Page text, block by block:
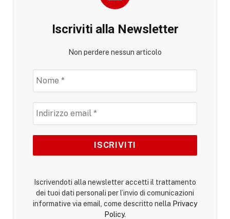
Iscriviti alla Newsletter
Non perdere nessun articolo
Iscrivendoti alla newsletter accetti il trattamento
dei tuoi dati personali per l’invio di comunicazioni
informative via email, come descritto nella Privacy
Policy.